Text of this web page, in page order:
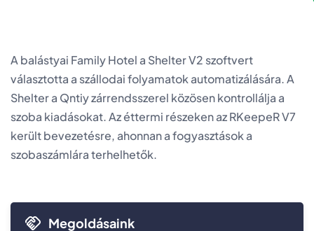
A balástyai Family Hotel a Shelter V2 szoftvert
választotta a szállodai folyamatok automatizálására. A
Shelter a Qntiy zárrendsszerel közösen kontrollálja a
szoba kiadásokat. Az éttermi részeken az RKeepeR V7
került bevezetésre, ahonnan a fogyasztások a
szobaszámlára terhelhetők.
Megoldásaink